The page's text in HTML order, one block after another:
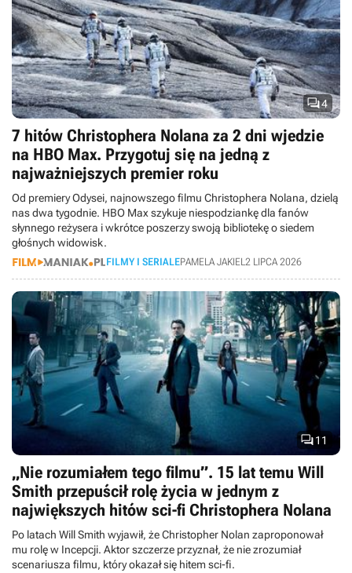
4
7 hitów Christophera Nolana za 2 dni wjedzie
na HBO Max. Przygotuj się na jedną z
najważniejszych premier roku
Od premiery Odysei, najnowszego filmu Christophera Nolana, dzielą
nas dwa tygodnie. HBO Max szykuje niespodziankę dla fanów
słynnego reżysera i wkrótce poszerzy swoją bibliotekę o siedem
głośnych widowisk.
FILMY I SERIALEPAMELA JAKIEL2 LIPCA 2026
11
„Nie rozumiałem tego filmu”. 15 lat temu Will
Smith przepuścił rolę życia w jednym z
największych hitów sci-fi Christophera Nolana
Po latach Will Smith wyjawił, że Christopher Nolan zaproponował
mu rolę w Incepcji. Aktor szczerze przyznał, że nie zrozumiał
scenariusza filmu, który okazał się hitem sci-fi.